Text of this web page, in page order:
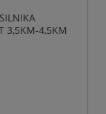
3,5KM-4,5KM